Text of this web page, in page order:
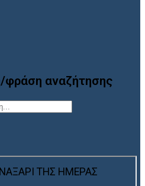
φράση αναζήτησης